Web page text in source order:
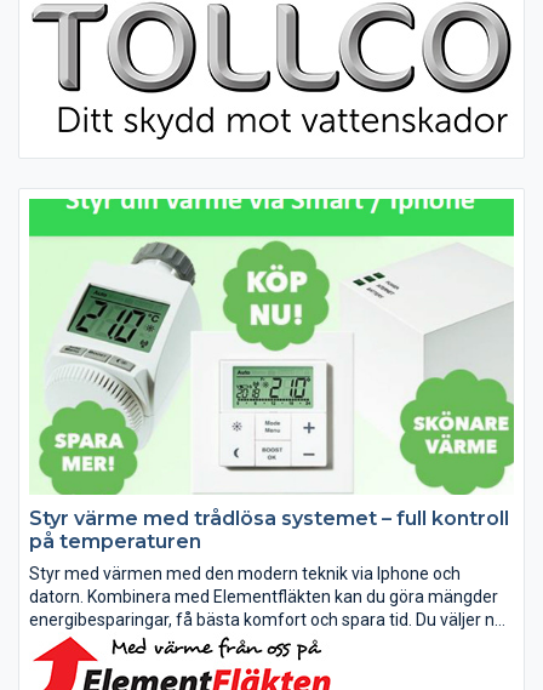
exempelvis under diskmaskin, i diskbänksskåpet, kyl, frys,
akvarium,...
Styr värme med trådlösa systemet – full kontroll
på temperaturen
Styr med värmen med den modern teknik via lphone och
datorn. Kombinera med Elementfläkten kan du göra mängder
energibesparingar, få bästa komfort och spara tid. Du väljer när,
var och hur du vill ha det varm snabbt.